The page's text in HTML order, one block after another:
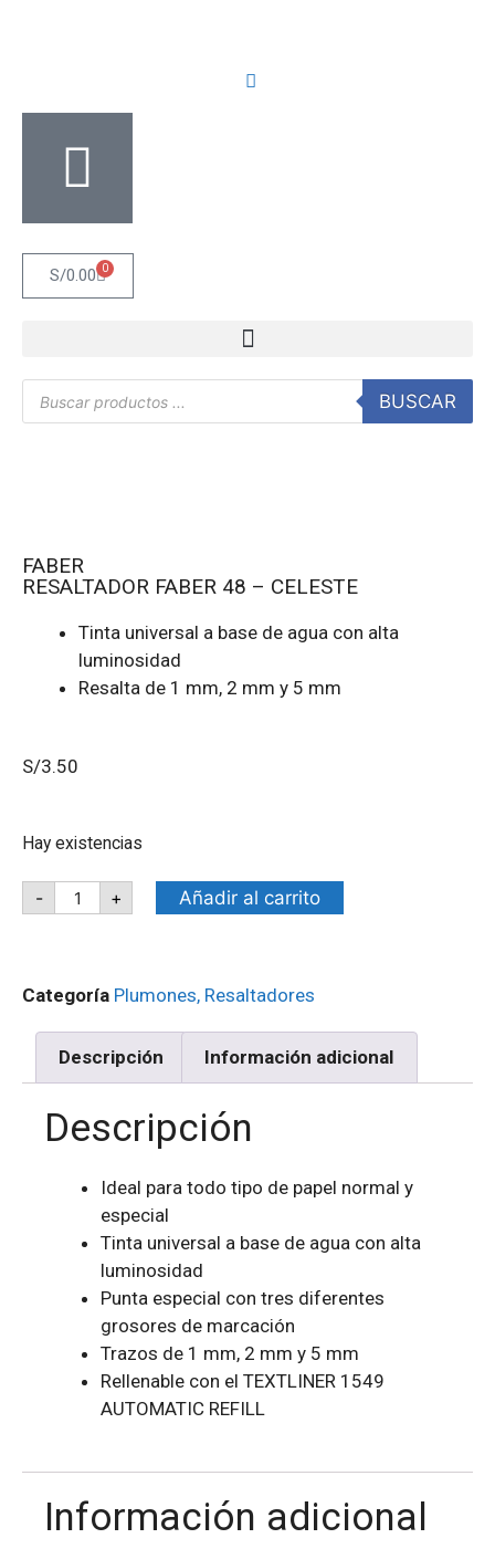
S/0.00 0
BUSCAR
FABER
RESALTADOR FABER 48 – CELESTE
Tinta universal a base de agua con alta
luminosidad
Resalta de 1 mm, 2 mm y 5 mm
S/3.50
Hay existencias
- + Añadir al carrito
Categoría Plumones, Resaltadores
Descripción Información adicional
Descripción
Ideal para todo tipo de papel normal y
especial
Tinta universal a base de agua con alta
luminosidad
Punta especial con tres diferentes
grosores de marcación
Trazos de 1 mm, 2 mm y 5 mm
Rellenable con el TEXTLINER 1549
AUTOMATIC REFILL
Información adicional